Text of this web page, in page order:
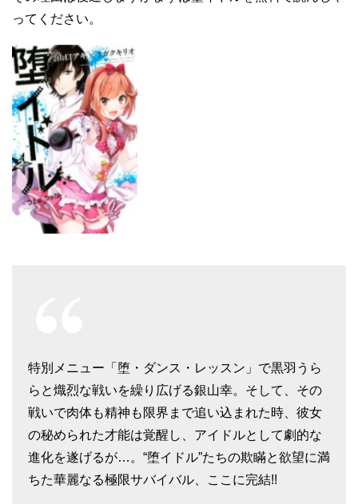
ってください。
特別メニュー「堕・ダンス・レッスン」で黒羽うら
らと熾烈な戦いを繰り広げる銀山幸。そして、その
戦いで肉体も精神も限界まで追い込まれた時、彼女
の秘められた才能は覚醒し、アイドルとして劇的な
進化を遂げるが…。“堕イドル”たちの欺瞞と欲望に満
ちた華麗なる極限サバイバル、ここに完結!!